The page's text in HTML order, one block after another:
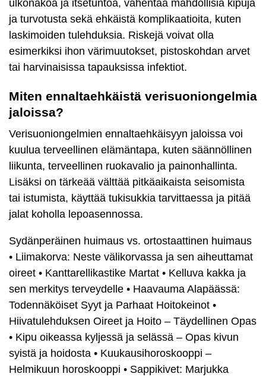
ulkonäköä ja itsetuntoa, vähentää mahdollisia kipuja
ja turvotusta sekä ehkäistä komplikaatioita, kuten
laskimoiden tulehduksia. Riskejä voivat olla
esimerkiksi ihon värimuutokset, pistoskohdan arvet
tai harvinaisissa tapauksissa infektiot.
Miten ennaltaehkäistä verisuoniongelmia
jaloissa?
Verisuoniongelmien ennaltaehkäisyyn jaloissa voi
kuulua terveellinen elämäntapa, kuten säännöllinen
liikunta, terveellinen ruokavalio ja painonhallinta.
Lisäksi on tärkeää välttää pitkäaikaista seisomista
tai istumista, käyttää tukisukkia tarvittaessa ja pitää
jalat koholla lepoasennossa.
Sydänperäinen huimaus vs. ortostaattinen huimaus
• Liimakorva: Neste välikorvassa ja sen aiheuttamat
oireet • Kanttarellikastike Martat • Kelluva kakka ja
sen merkitys terveydelle • Haavauma Alapäässä:
Todennäköiset Syyt ja Parhaat Hoitokeinot •
Hiivatulehduksen Oireet ja Hoito – Täydellinen Opas
• Kipu oikeassa kyljessä ja selässä – Opas kivun
syistä ja hoidosta • Kuukausihoroskooppi –
Helmikuun horoskooppi • Sappikivet: Marjukka